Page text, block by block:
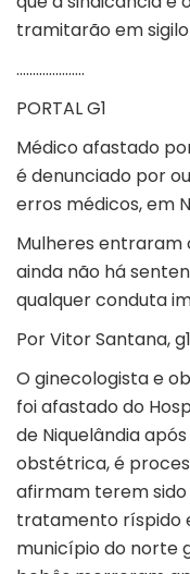
tramitarão em
…………………
PORTAL G1
Médico afastado
é denunciado por
erros médicos, em
Mulheres entraram
ainda não há
qualquer conduta
Por Vitor Santana,
O ginecologista e
foi afastado do
de Niquelândiaapós
obstétrica, é
afirmam terem
tratamento ríspido
município do norte